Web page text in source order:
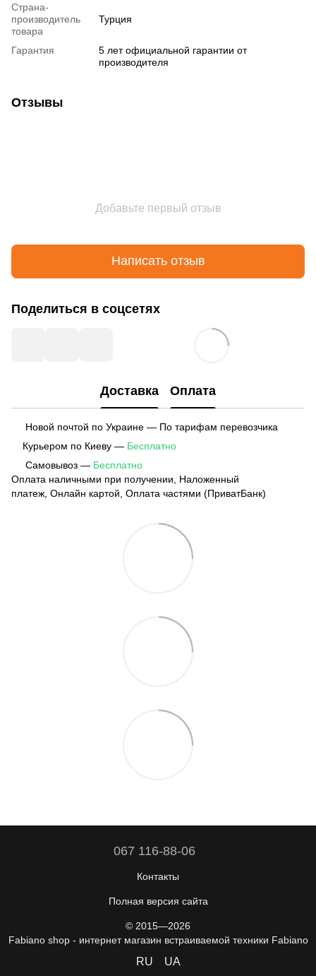
Страна-
производитель
товара
Турция
Гарантия
5 лет официальной гарантии от
производителя
Отзывы
Добавьте первый отзыв
Написать отзыв
Поделиться в соцсетях
Доставка Оплата
Новой почтой по Украине — По тарифам перевозчика
Курьером по Киеву — Бесплатно
Самовывоз — Бесплатно
Оплата наличными при получении, Наложенный
платеж, Онлайн картой, Оплата частями (ПриватБанк)
067 116-88-06
Контакты
Полная версия сайта
© 2015—2026
Fabiano shop - интернет магазин встраиваемой техники Fabiano
RU UA